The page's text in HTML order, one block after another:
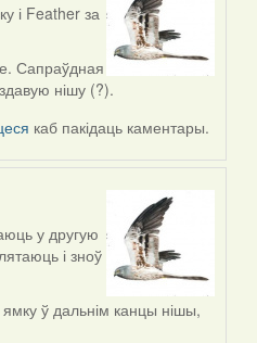
і Feather за
Сапраўдная
нішу (?).
каб пакідаць каментары.
у другую
і зноў
ў дальнім канцы нішы,